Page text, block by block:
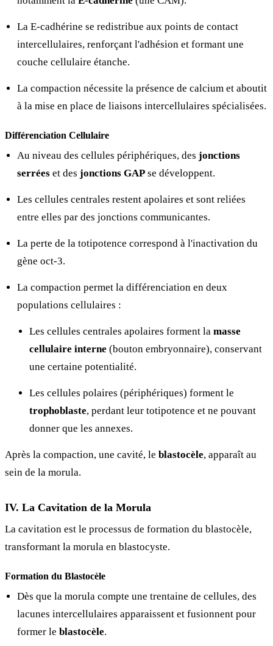
La E-cadhérine se redistribue aux points de contact
intercellulaires, renforçant l'adhésion et formant une
couche cellulaire étanche.
La compaction nécessite la présence de calcium et aboutit
à la mise en place de liaisons intercellulaires spécialisées.
Différenciation Cellulaire
Au niveau des cellules périphériques, des jonctions
serrées et des jonctions GAP se développent.
Les cellules centrales restent apolaires et sont reliées
entre elles par des jonctions communicantes.
La perte de la totipotence correspond à l'inactivation du
gène oct-3.
La compaction permet la différenciation en deux
populations cellulaires :
Les cellules centrales apolaires forment la masse
cellulaire interne (bouton embryonnaire), conservant
une certaine potentialité.
Les cellules polaires (périphériques) forment le
trophoblaste, perdant leur totipotence et ne pouvant
donner que les annexes.
Après la compaction, une cavité, le blastocèle, apparaît au
sein de la morula.
IV. La Cavitation de la Morula
La cavitation est le processus de formation du blastocèle,
transformant la morula en blastocyste.
Formation du Blastocèle
Dès que la morula compte une trentaine de cellules, des
lacunes intercellulaires apparaissent et fusionnent pour
former le blastocèle.